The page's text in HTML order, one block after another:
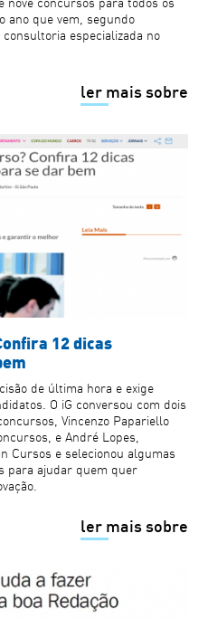
ano que vem, segundo
especializada no
ler mais sobre
12 dicas
de última hora e exige
O iG conversou com dois
Vincenzo Papariello
e André Lopes,
Cursos e selecionou algumas
para ajudar quem quer
ler mais sobre